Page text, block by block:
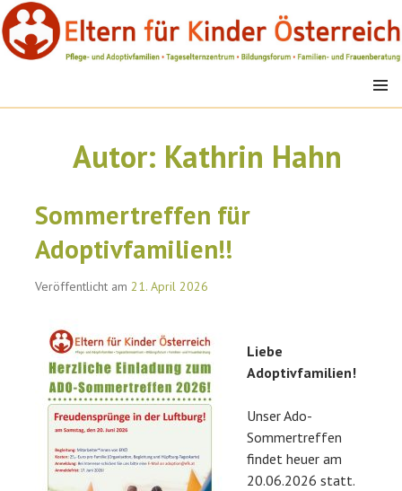
Springe
zum
Inhalt
MENÜ
Autor: Kathrin Hahn
Sommertreffen für
Adoptivfamilien!!
Veröffentlicht am 21. April 2026
Liebe
Adoptivfamilien!
Unser Ado-
Sommertreffen
findet heuer am
20.06.2026 statt.